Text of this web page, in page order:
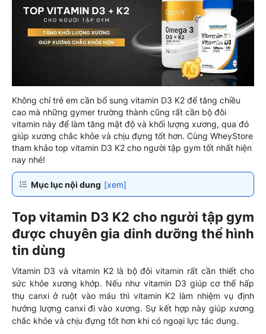
Không chỉ trẻ em cần bổ sung vitamin D3 K2 để tăng chiều
cao mà những gymer trường thành cũng rất cần bộ đôi
vitamin này để làm tăng mật độ và khối lượng xương, qua đó
giúp xương chắc khỏe và chịu đựng tốt hơn. Cùng WheyStore
tham khảo top vitamin D3 K2 cho người tập gym tốt nhất hiện
nay nhé!
Mục lục nội dung [xem]
Top vitamin D3 K2 cho người tập gym
được chuyên gia dinh dưỡng thể hình
tin dùng
Vitamin D3 và vitamin K2 là bộ đôi vitamin rất cần thiết cho
sức khỏe xương khớp. Nếu như vitamin D3 giúp cơ thể hấp
thụ canxi ở ruột vào máu thì vitamin K2 làm nhiệm vụ định
hướng lượng canxi đi vào xương. Sự kết hợp này giúp xương
chắc khỏe và chịu đựng tốt hơn khi có ngoại lực tác dụng.